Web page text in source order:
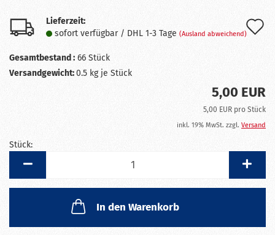
Lieferzeit:
sofort verfügbar / DHL 1-3 Tage (Ausland abweichend)
Gesamtbestand : 66 Stück
Versandgewicht:0.5 kg je Stück
5,00 EUR
5,00 EUR pro Stück
inkl. 19% MwSt. zzgl. Versand
Stück:
In den Warenkorb